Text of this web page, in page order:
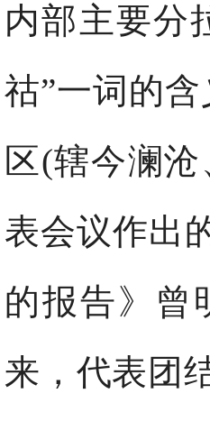
内部主要分
祜”一词的
区(辖今澜
表会议作出
的报告》曾
来，代表团